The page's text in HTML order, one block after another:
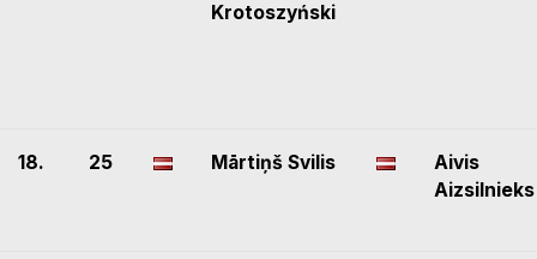
Krotoszyński
18. 25 Mārtiņš Svilis
Aivis
Aizsilnieks